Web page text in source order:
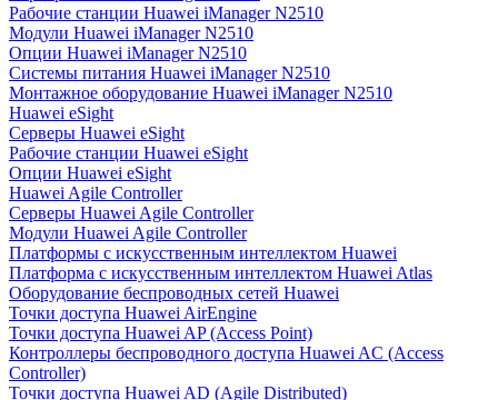
Рабочие станции Huawei iManager N2510
Модули Huawei iManager N2510
Опции Huawei iManager N2510
Системы питания Huawei iManager N2510
Монтажное оборудование Huawei iManager N2510
Huawei eSight
Серверы Huawei eSight
Рабочие станции Huawei eSight
Опции Huawei eSight
Huawei Agile Controller
Серверы Huawei Agile Controller
Модули Huawei Agile Controller
Платформы с искусственным интеллектом Huawei
Платформа с искусственным интеллектом Huawei Atlas
Оборудование беспроводных сетей Huawei
Точки доступа Huawei AirEngine
Точки доступа Huawei AP (Access Point)
Контроллеры беспроводного доступа Huawei AC (Access
Controller)
Точки доступа Huawei AD (Agile Distributed)